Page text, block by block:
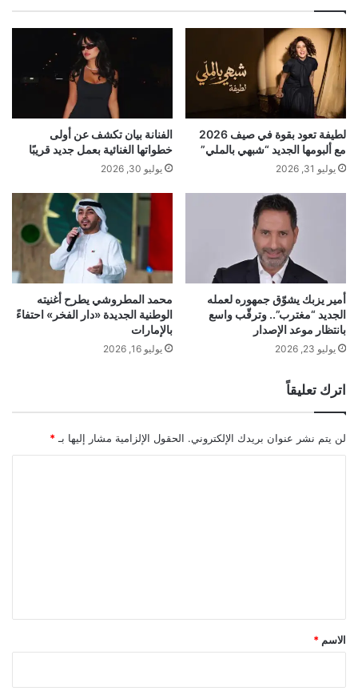
لطيفة تعود بقوة في صيف 2026
مع ألبومها الجديد “شبهي بالملي”
يوليو 31, 2026
الفنانة بيان تكشف عن أولى
خطواتها الغنائية بعمل جديد قريبًا
يوليو 30, 2026
أمير يزبك يشوّق جمهوره لعمله
الجديد “مغترب”.. وترقّب واسع
بانتظار موعد الإصدار
يوليو 23, 2026
محمد المطروشي يطرح أغنيته
الوطنية الجديدة «دار الفخر» احتفاءً
بالإمارات
يوليو 16, 2026
اترك تعليقاً
لن يتم نشر عنوان بريدك الإلكتروني. الحقول الإلزامية مشار إليها بـ*
*
الاسم *